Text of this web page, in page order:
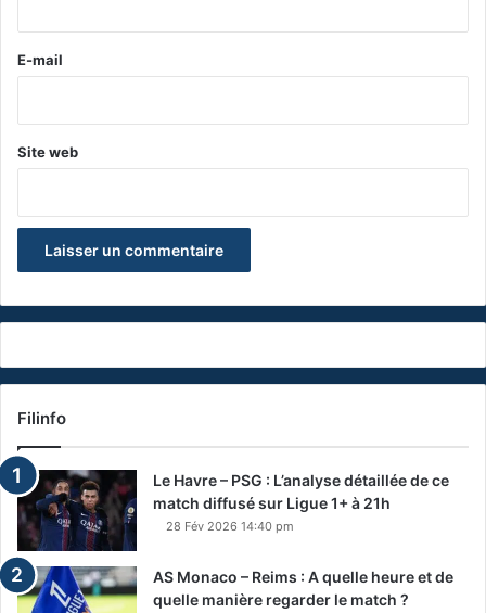
e
E-mail
Site web
Filinfo
Le Havre – PSG : L’analyse détaillée de ce
match diffusé sur Ligue 1+ à 21h
28 Fév 2026 14:40 pm
AS Monaco – Reims : A quelle heure et de
quelle manière regarder le match ?